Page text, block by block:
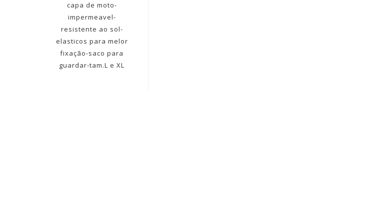
capa de moto-
impermeavel-
resistente ao sol-
elasticos para melor
fixação-saco para
guardar-tam.L e XL